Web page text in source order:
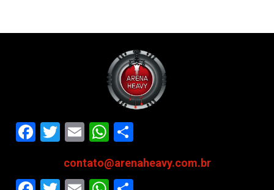
Facebook
Twitter
EmailWhatsApp
contato@arenaheavy.com.br